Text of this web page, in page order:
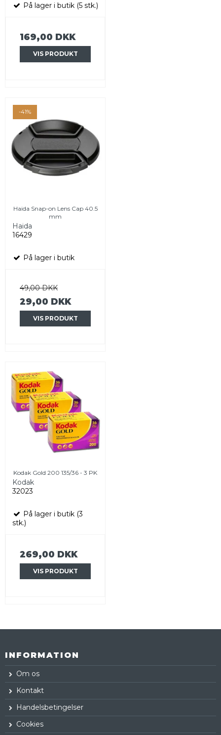
På lager i butik (5 stk.)
169,00 DKK
VIS PRODUKT
-41%
Haida Snap-on Lens Cap 40.5
mm
Haida
16429
På lager i butik
49,00 DKK
29,00 DKK
VIS PRODUKT
Kodak Gold 200 135/36 - 3 PK
Kodak
32023
På lager i butik (3
stk.)
269,00 DKK
VIS PRODUKT
INFORMATION
Om os
Kontakt
Handelsbetingelser
Cookies